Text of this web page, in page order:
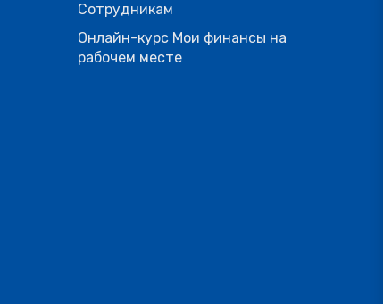
Сотрудникам
Онлайн-курс Мои финансы на
рабочем месте